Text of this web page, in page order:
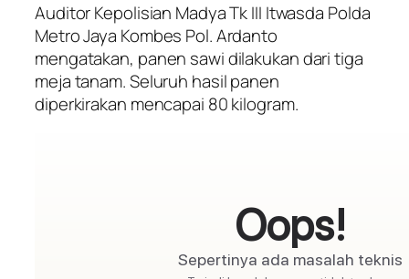
Auditor Kepolisian Madya Tk III Itwasda Polda
Metro Jaya Kombes Pol. Ardanto
mengatakan, panen sawi dilakukan dari tiga
meja tanam. Seluruh hasil panen
diperkirakan mencapai 80 kilogram.